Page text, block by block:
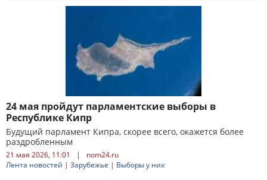
24 мая пройдут парламентские выборы в
Республике Кипр
Будущий парламент Кипра, скорее всего, окажется более
раздробленным
21 мая 2026, 11:01 |
nom24.ru
Лента новостей | Зарубежье | Выборы у них